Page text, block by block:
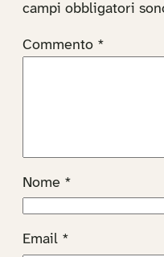
campi obbligatori
Commento *
Nome *
Email *